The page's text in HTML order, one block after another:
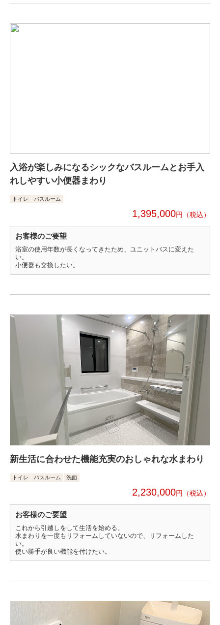
入浴が楽しみになるシックなバスルームとお手入
れしやすい小便器まわり
トイレ バスルーム
1,395,000円
お客様のご要望
浴室の使用年数が長くなってきたため、ユニットバスに変えた
い。
小便器も交換したい。
新生活に合わせた機能充実のおしゃれな水まわり
トイレ バスルーム 洗面
2,230,000円
お客様のご要望
これから引越しをして生活を始める。
水まわりを一度もリフォームしていないので、リフォームした
い。
使い勝手が良い機能を付けたい。